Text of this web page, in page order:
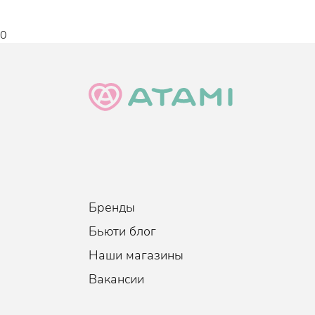
восстанавливают и питают, придавая гладкость и
0
Бренды
Бьюти блог
Наши магазины
Вакансии